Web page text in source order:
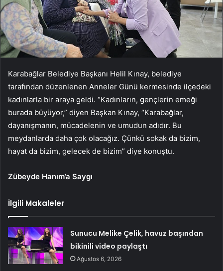
Karabağlar Belediye Başkanı Helil Kınay, belediye
tarafından düzenlenen Anneler Günü kermesinde ilçedeki
kadınlarla bir araya geldi. “Kadınların, gençlerin emeği
burada büyüyor,” diyen Başkan Kınay, “Karabağlar,
dayanışmanın, mücadelenin ve umudun adıdır. Bu
meydanlarda daha çok olacağız. Çünkü sokak da bizim,
hayat da bizim, gelecek de bizim” diye konuştu.
Zübeyde Hanım’a Saygı
İlgili Makaleler
Sunucu Melike Çelik, havuz başından
bikinili video paylaştı
Ağustos 6, 2026